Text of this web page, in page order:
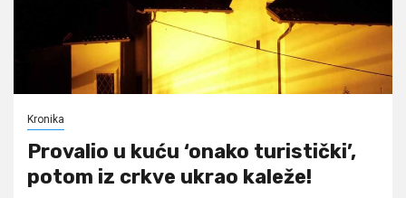
Kronika
Provalio u kuću ‘onako turistički’,
potom iz crkve ukrao kaleže!